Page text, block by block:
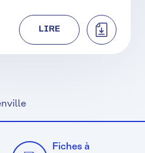
LIRE
Fiches à